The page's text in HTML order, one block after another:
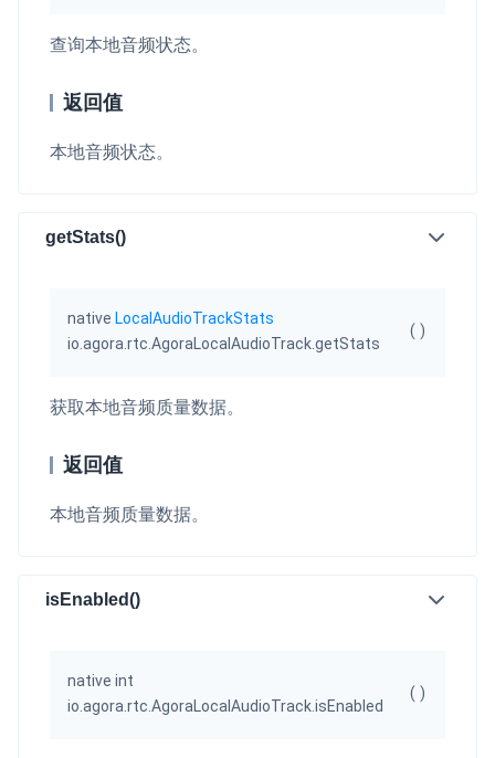
查询本地音频状态。
返回值
本地音频状态。
getStats()
native LocalAudioTrackStats
io.agora.rtc.AgoraLocalAudioTrack.getStats
( )
获取本地音频质量数据。
返回值
本地音频质量数据。
isEnabled()
native int
io.agora.rtc.AgoraLocalAudioTrack.isEnabled
( )